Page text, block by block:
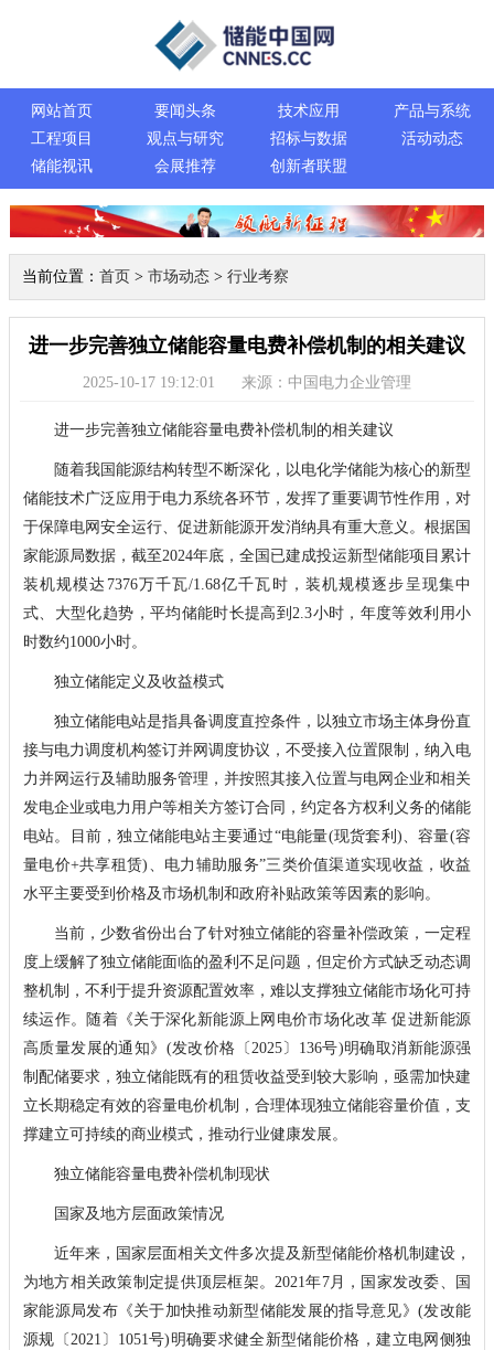
网站首页 要闻头条 技术应用
产品与系统
工程项目
观点与研究 招标与数据
活动动态
储能视讯
会展推荐 创新者联盟
当前位置： 首页> 市场动态> 行业考察
进一步完善独立储能容量电费补偿机制的相关建议
2025-10-17 19:12:01 来源：中国电力企业管理
进一步完善独立储能容量电费补偿机制的相关建议
随着我国能源结构转型不断深化，以电化学储能为核心的新型
储能技术广泛应用于电力系统各环节，发挥了重要调节性作用，对
于保障电网安全运行、促进新能源开发消纳具有重大意义。根据国
家能源局数据，截至2024年底，全国已建成投运新型储能项目累计
装机规模达7376万千瓦/1.68亿千瓦时，装机规模逐步呈现集中
式、大型化趋势，平均储能时长提高到2.3小时，年度等效利用小
时数约1000小时。
独立储能定义及收益模式
独立储能电站是指具备调度直控条件，以独立市场主体身份直
接与电力调度机构签订并网调度协议，不受接入位置限制，纳入电
力并网运行及辅助服务管理，并按照其接入位置与电网企业和相关
发电企业或电力用户等相关方签订合同，约定各方权利义务的储能
电站。目前，独立储能电站主要通过“电能量(现货套利)、容量(容
量电价+共享租赁)、电力辅助服务”三类价值渠道实现收益，收益
水平主要受到价格及市场机制和政府补贴政策等因素的影响。
当前，少数省份出台了针对独立储能的容量补偿政策，一定程
度上缓解了独立储能面临的盈利不足问题，但定价方式缺乏动态调
整机制，不利于提升资源配置效率，难以支撑独立储能市场化可持
续运作。随着《关于深化新能源上网电价市场化改革 促进新能源
高质量发展的通知》(发改价格〔2025〕136号)明确取消新能源强
制配储要求，独立储能既有的租赁收益受到较大影响，亟需加快建
立长期稳定有效的容量电价机制，合理体现独立储能容量价值，支
撑建立可持续的商业模式，推动行业健康发展。
独立储能容量电费补偿机制现状
国家及地方层面政策情况
近年来，国家层面相关文件多次提及新型储能价格机制建设，
为地方相关政策制定提供顶层框架。2021年7月，国家发改委、国
家能源局发布《关于加快推动新型储能发展的指导意见》(发改能
源规〔2021〕1051号)明确要求健全新型储能价格，建立电网侧独